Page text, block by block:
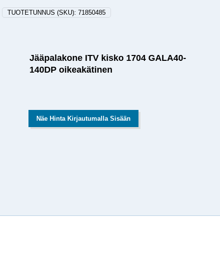
TUOTETUNNUS (SKU):71850485
Jääpalakone ITV kisko 1704 GALA40-
140DP oikeakätinen
Näe Hinta Kirjautumalla Sisään